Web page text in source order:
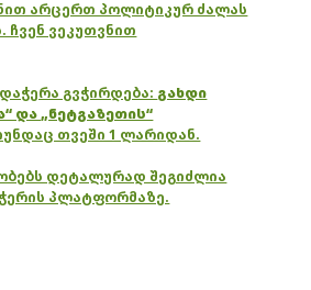
არცერთ პოლიტიკურ ძალას
ჩვენ ვეკუთვნით
გვჭირდება: გახდი
და „ნეტგაზეთის“
თვეში 1 ლარიდან.
დეტალურად შეგიძლია
პლატფორმაზე.